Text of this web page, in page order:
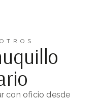
con oficio desde